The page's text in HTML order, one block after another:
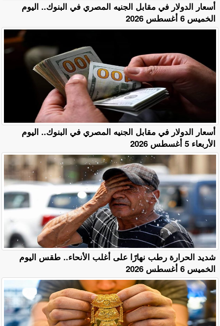
أسعار الدولار في مقابل الجنيه المصري في البنوك.. اليوم
الخميس 6 أغسطس 2026
أسعار الدولار في مقابل الجنيه المصري في البنوك.. اليوم
الأربعاء 5 أغسطس 2026
​شديد الحرارة رطب نهارًا على أغلب الأنحاء.. طقس اليوم
الخميس 6 أغسطس 2026